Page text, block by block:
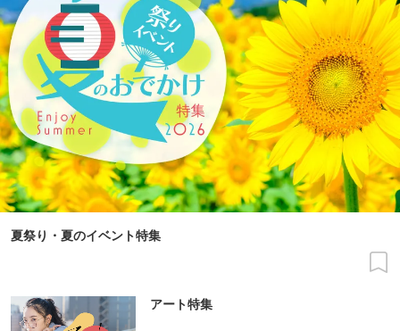
夏祭り・夏のイベント特集
アート特集